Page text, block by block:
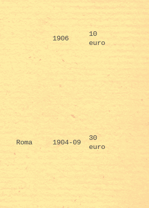
1906
10
euro
Roma 1904-09
30
euro